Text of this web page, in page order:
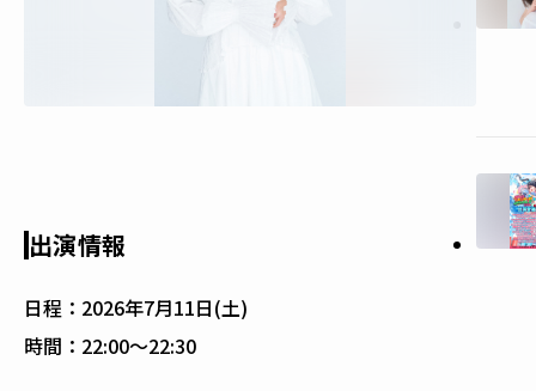
出演情報
日程： 2026年7月11日(土)
時間： 22:00〜22:30